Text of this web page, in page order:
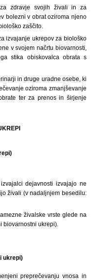
zdravje svojih živali in za
bolezni v obrat oziroma njeno
zaščito.
izvajanje ukrepov za biološko
v svojem načrtu biovarnosti,
stika obiskovalca obrata s
in druge uradne osebe, ki
oziroma zmanjševanje
ter za prenos in širjenje
dejavnosti izvajajo ne
živali (v nadaljnjem besedilu:
živalske vrste glede na
biovarnostni ukrepi).
ukrepi)
preprečevanju vnosa in